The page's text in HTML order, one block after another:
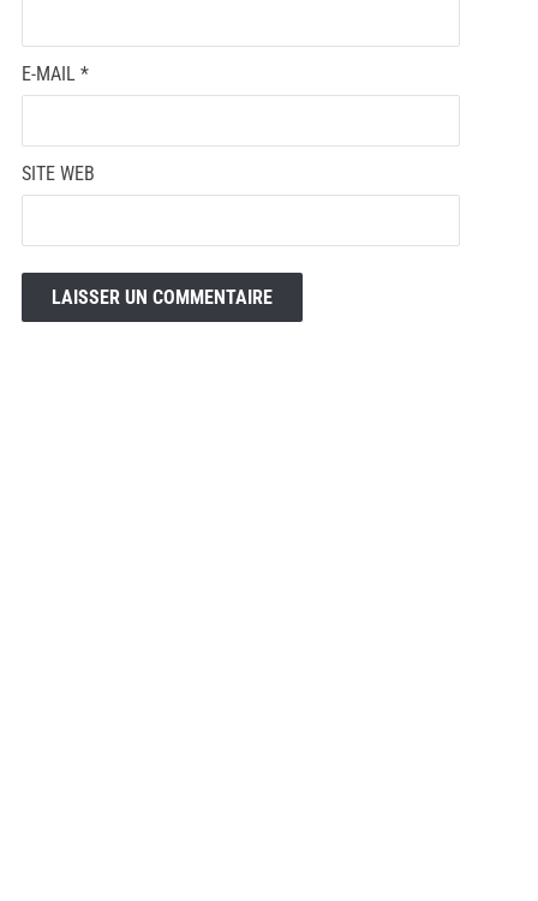
E-MAIL *
SITE WEB